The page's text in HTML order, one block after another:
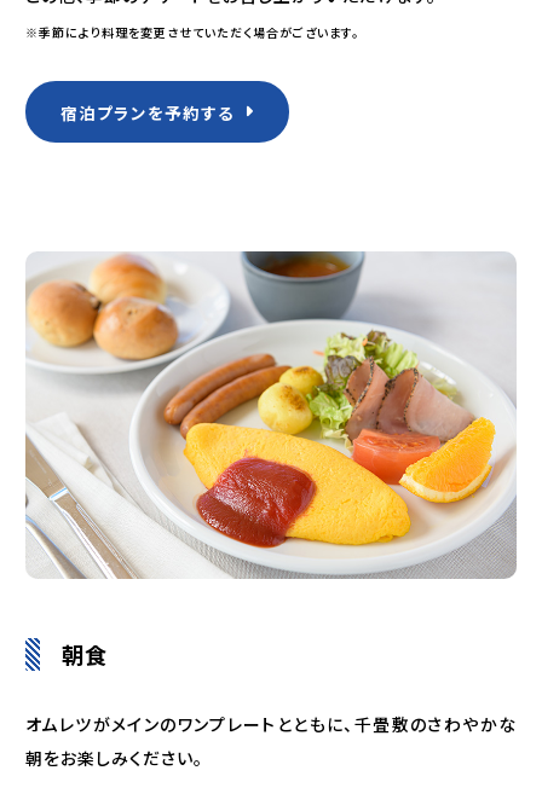
※季節により料理を変更させていただく場合がございます。
宿泊プランを予約する
朝食
オムレツがメインのワンプレートとともに、千畳敷のさわやかな
朝をお楽しみください。